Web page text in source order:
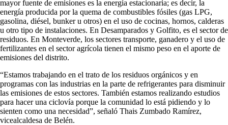
mayor fuente de emisiones es la energía estacionaria; es decir, la
energía producida por la quema de combustibles fósiles (gas LPG,
gasolina, diésel, bunker u otros) en el uso de cocinas, hornos, calderas
u otro tipo de instalaciones. En Desamparados y Golfito, es el sector de
residuos. En Monteverde, los sectores transporte, ganadero y el uso de
fertilizantes en el sector agrícola tienen el mismo peso en el aporte de
emisiones del distrito.
“Estamos trabajando en el trato de los residuos orgánicos y en
programas con las industrias en la parte de refrigerantes para disminuir
las emisiones de estos sectores. También estamos realizando estudios
para hacer una ciclovía porque la comunidad lo está pidiendo y lo
sienten como una necesidad”, señaló Thais Zumbado Ramírez,
vicealcaldesa de Belén.